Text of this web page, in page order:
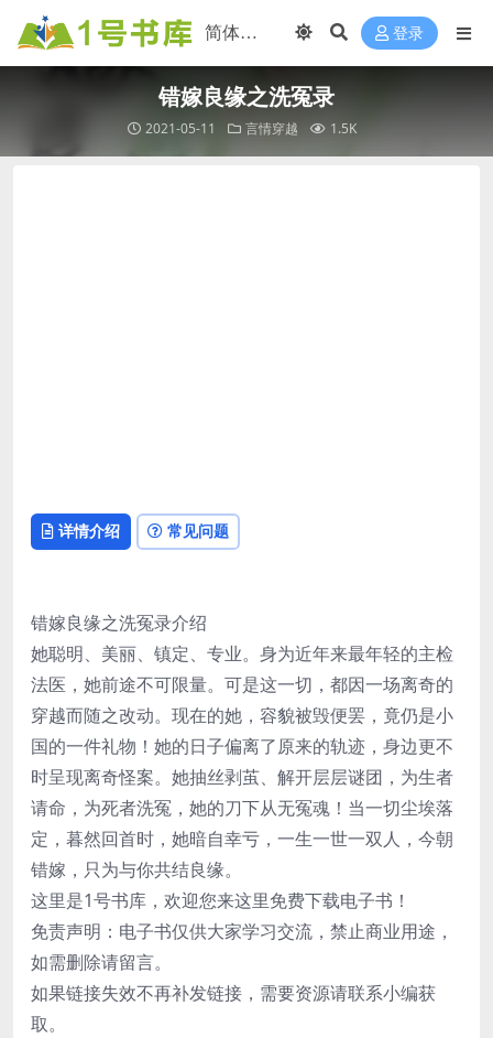
登录
错嫁良缘之洗冤录
2021-05-11 言情穿越 1.5K
详情介绍 常见问题
错嫁良缘之洗冤录介绍
她聪明、美丽、镇定、专业。身为近年来最年轻的主检
法医，她前途不可限量。可是这一切，都因一场离奇的
穿越而随之改动。现在的她，容貌被毁便罢，竟仍是小
国的一件礼物！她的日子偏离了原来的轨迹，身边更不
时呈现离奇怪案。她抽丝剥茧、解开层层谜团，为生者
请命，为死者洗冤，她的刀下从无冤魂！当一切尘埃落
定，暮然回首时，她暗自幸亏，一生一世一双人，今朝
错嫁，只为与你共结良缘。
这里是1号书库，欢迎您来这里免费下载电子书！
免责声明：电子书仅供大家学习交流，禁止商业用途，
如需删除请留言。
如果链接失效不再补发链接，需要资源请联系小编获
取。